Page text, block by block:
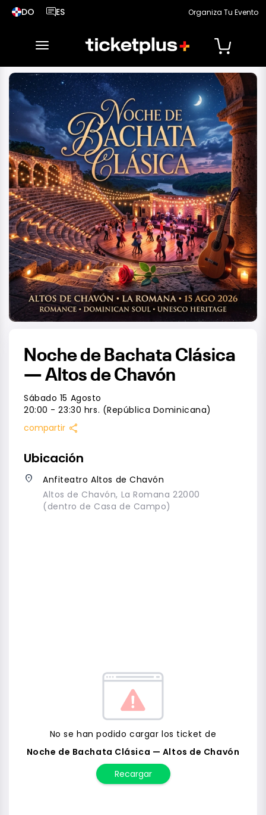
DO
País seleccionado, cambiar país
ES
Idioma seleccionado, cambiar idiomaOrganiza Tu Evento
desplegar navegación
Noche de Bachata Clásica
— Altos de Chavón
Sábado 15 Agosto
20:00 - 23:30 hrs. (República Dominicana)
compartir share
Ubicación
place
Anfiteatro Altos de Chavón
Altos de Chavón, La Romana 22000
(dentro de Casa de Campo)
No se han podido cargar los ticket de
Noche de Bachata Clásica — Altos de Chavón
Recargar